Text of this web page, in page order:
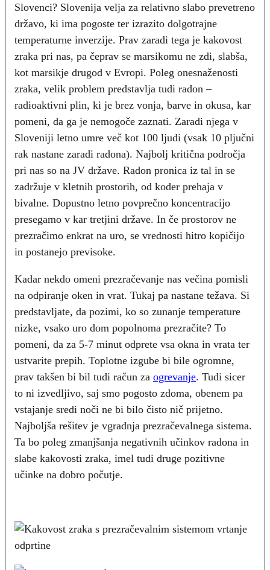
Slovenci? Slovenija velja za relativno slabo prevetreno
državo, ki ima pogoste ter izrazito dolgotrajne
temperaturne inverzije. Prav zaradi tega je kakovost
zraka pri nas, pa čeprav se marsikomu ne zdi, slabša,
kot marsikje drugod v Evropi. Poleg onesnaženosti
zraka, velik problem predstavlja tudi radon –
radioaktivni plin, ki je brez vonja, barve in okusa, kar
pomeni, da ga je nemogoče zaznati. Zaradi njega v
Sloveniji letno umre več kot 100 ljudi (vsak 10 pljučni
rak nastane zaradi radona). Najbolj kritična področja
pri nas so na JV države. Radon pronica iz tal in se
zadržuje v kletnih prostorih, od koder prehaja v
bivalne. Dopustno letno povprečno koncentracijo
presegamo v kar tretjini države. In če prostorov ne
prezračimo enkrat na uro, se vrednosti hitro kopičijo
in postanejo previsoke.
Kadar nekdo omeni prezračevanje nas večina pomisli
na odpiranje oken in vrat. Tukaj pa nastane težava. Si
predstavljate, da pozimi, ko so zunanje temperature
nizke, vsako uro dom popolnoma prezračite? To
pomeni, da za 5-7 minut odprete vsa okna in vrata ter
ustvarite prepih. Toplotne izgube bi bile ogromne,
prav takšen bi bil tudi račun za ogrevanje. Tudi sicer
to ni izvedljivo, saj smo pogosto zdoma, obenem pa
vstajanje sredi noči ne bi bilo čisto nič prijetno.
Najboljša rešitev je vgradnja prezračevalnega sistema.
Ta bo poleg zmanjšanja negativnih učinkov radona in
slabe kakovosti zraka, imel tudi druge pozitivne
učinke na dobro počutje.